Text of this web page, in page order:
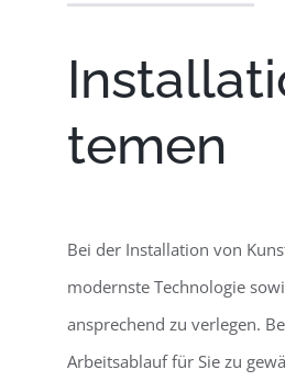
temen
Bei der Installation von
modernste Technologie
ansprechend zu verlegen.
Arbeitsablauf für Sie zu